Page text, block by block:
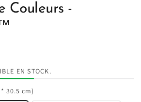
Couleurs -
EN STOCK.
30.5 cm)